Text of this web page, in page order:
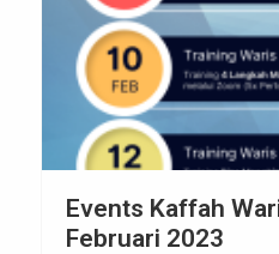
Events Kaffah
Februari 2023